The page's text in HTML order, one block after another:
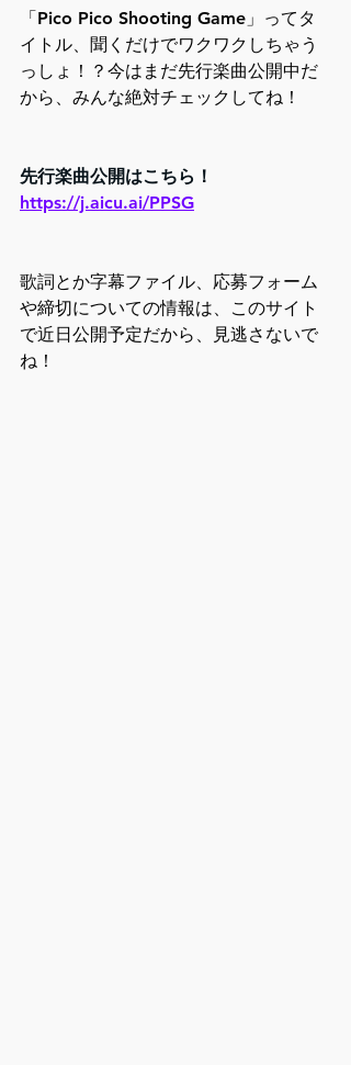
「Pico Pico Shooting Game」ってタ
イトル、聞くだけでワクワクしちゃう
っしょ！？今はまだ先行楽曲公開中だ
から、みんな絶対チェックしてね！
先行楽曲公開はこちら！
https://j.aicu.ai/PPSG
歌詞とか字幕ファイル、応募フォーム
や締切についての情報は、このサイト
で近日公開予定だから、見逃さないで
ね！